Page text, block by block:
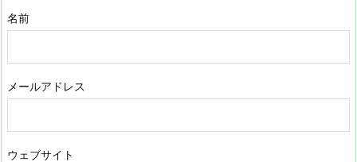
名前
メールアドレス
ウェブサイト